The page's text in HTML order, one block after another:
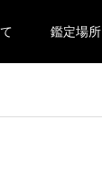
鑑定場所